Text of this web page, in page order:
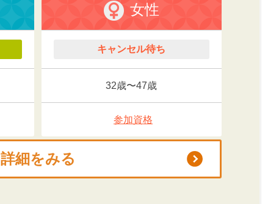
女性
キャンセル待ち
32歳〜47歳
参加資格
詳細をみる